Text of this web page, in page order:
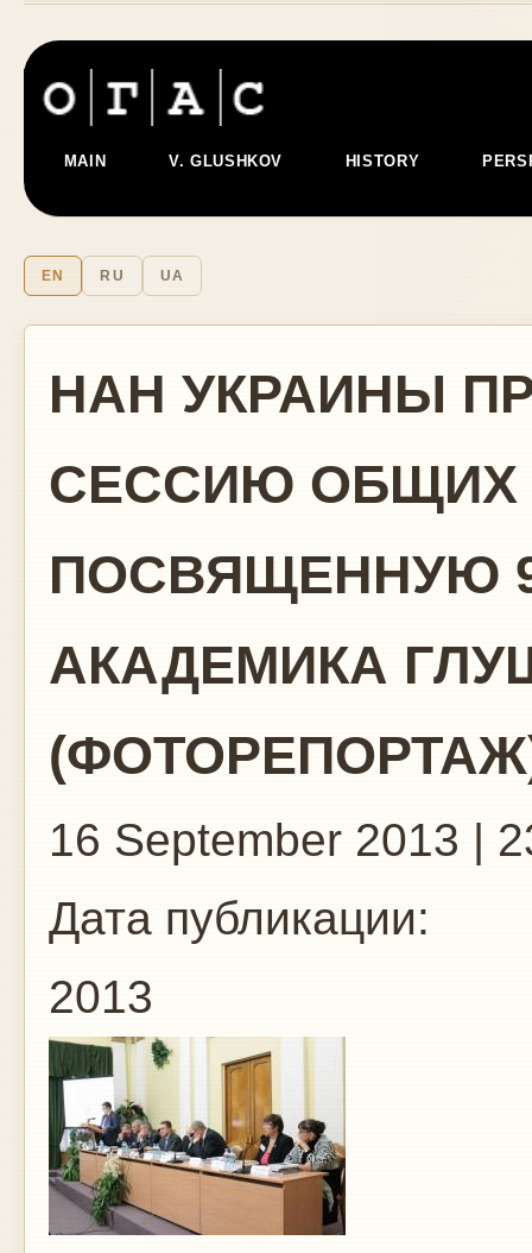
MAIN V. GLUSHKOV HISTORY
EN RU UA
НАН УКРАИНЫ
СЕССИЮ ОБЩИХ
ПОСВЯЩЕННУЮ
АКАДЕМИКА
16 September 2013 |
Дата публикации:
2013